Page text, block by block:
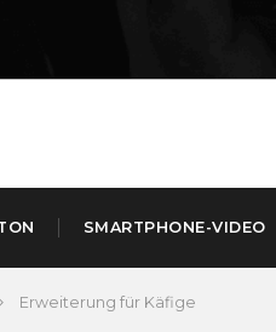
DE und AT
SMARTPHONE-VIDEO
Erweiterung für Käfige